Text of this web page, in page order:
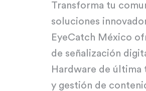
Transforma tu
soluciones
EyeCatch México
de señalización
Hardware de última
y gestión de